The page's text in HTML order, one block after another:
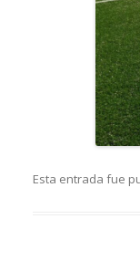
Esta entrada fue